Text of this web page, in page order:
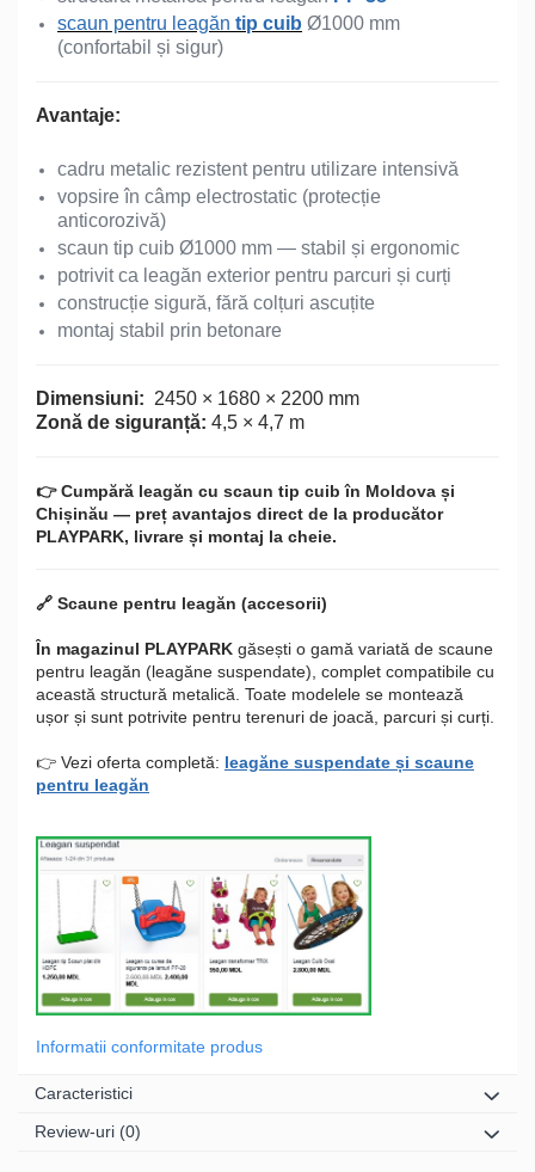
scaun pentru leagăn tip cuib Ø1000 mm
(confortabil și sigur)
Avantaje:
cadru metalic rezistent pentru utilizare intensivă
vopsire în câmp electrostatic (protecție
anticorozivă)
scaun tip cuib Ø1000 mm — stabil și ergonomic
potrivit ca leagăn exterior pentru parcuri și curți
construcție sigură, fără colțuri ascuțite
montaj stabil prin betonare
Dimensiuni: 2450 × 1680 × 2200 mm
Zonă de siguranță: 4,5 × 4,7 m
👉 Cumpără leagăn cu scaun tip cuib în Moldova și
Chișinău — preț avantajos direct de la producător
PLAYPARK, livrare și montaj la cheie.
🔗 Scaune pentru leagăn (accesorii)
În magazinul PLAYPARK găsești o gamă variată de scaune
pentru leagăn (leagăne suspendate), complet compatibile cu
această structură metalică. Toate modelele se montează
ușor și sunt potrivite pentru terenuri de joacă, parcuri și curți.
👉 Vezi oferta completă: leagăne suspendate și scaune
pentru leagăn
Informatii conformitate produs
Caracteristici
Review-uri (0)